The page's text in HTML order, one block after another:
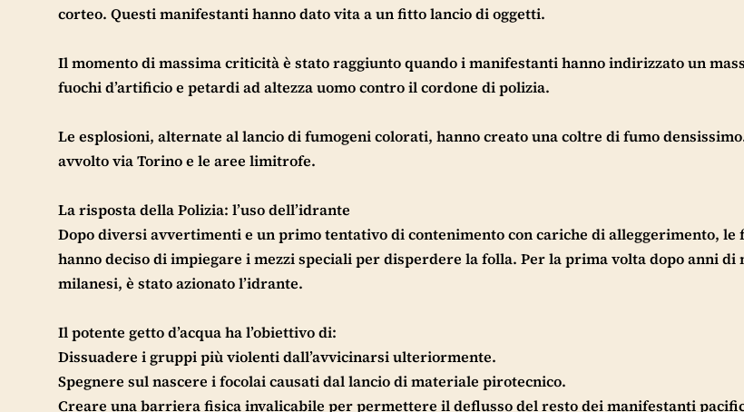
corteo. Questi manifestanti hanno dato vita a un fitto lancio di oggetti.
Il momento di massima criticità è stato raggiunto quando i manifestanti hanno indirizzato un
fuochi d’artificio e petardi ad altezza uomo contro il cordone di polizia.
Le esplosioni, alternate al lancio di fumogeni colorati, hanno creato una coltre di fumo
avvolto via Torino e le aree limitrofe.
La risposta della Polizia: l’uso dell’idrante
Dopo diversi avvertimenti e un primo tentativo di contenimento con cariche di alleggerimento, le
hanno deciso di impiegare i mezzi speciali per disperdere la folla. Per la prima volta dopo anni di
milanesi, è stato azionato l’idrante.
Il potente getto d’acqua ha l’obiettivo di:
Dissuadere i gruppi più violenti dall’avvicinarsi ulteriormente.
Spegnere sul nascere i focolai causati dal lancio di materiale pirotecnico.
Creare una barriera fisica invalicabile per permettere il deflusso del resto dei manifestanti